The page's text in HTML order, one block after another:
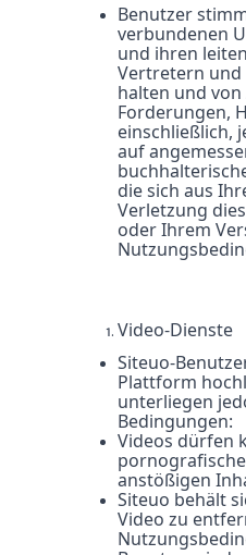
Benutzer
verbundenen
und ihren
Vertretern und
halten und
Forderungen,
einschließlich,
auf
die sich aus
Verletzung
oder Ihrem
Video-Dienste
Siteuo-
Plattform
unterliegen
Bedingungen:
Videos dürfen
anstößigen
Siteuo behält
Video zu